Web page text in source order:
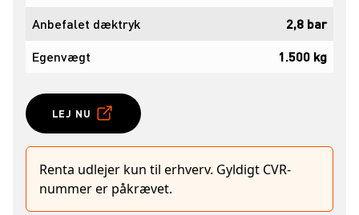
Anbefalet dæktryk
2,8 bar
Egenvægt
1.500 kg
LEJ NU
Renta udlejer kun til erhverv. Gyldigt CVR-
nummer er påkrævet.